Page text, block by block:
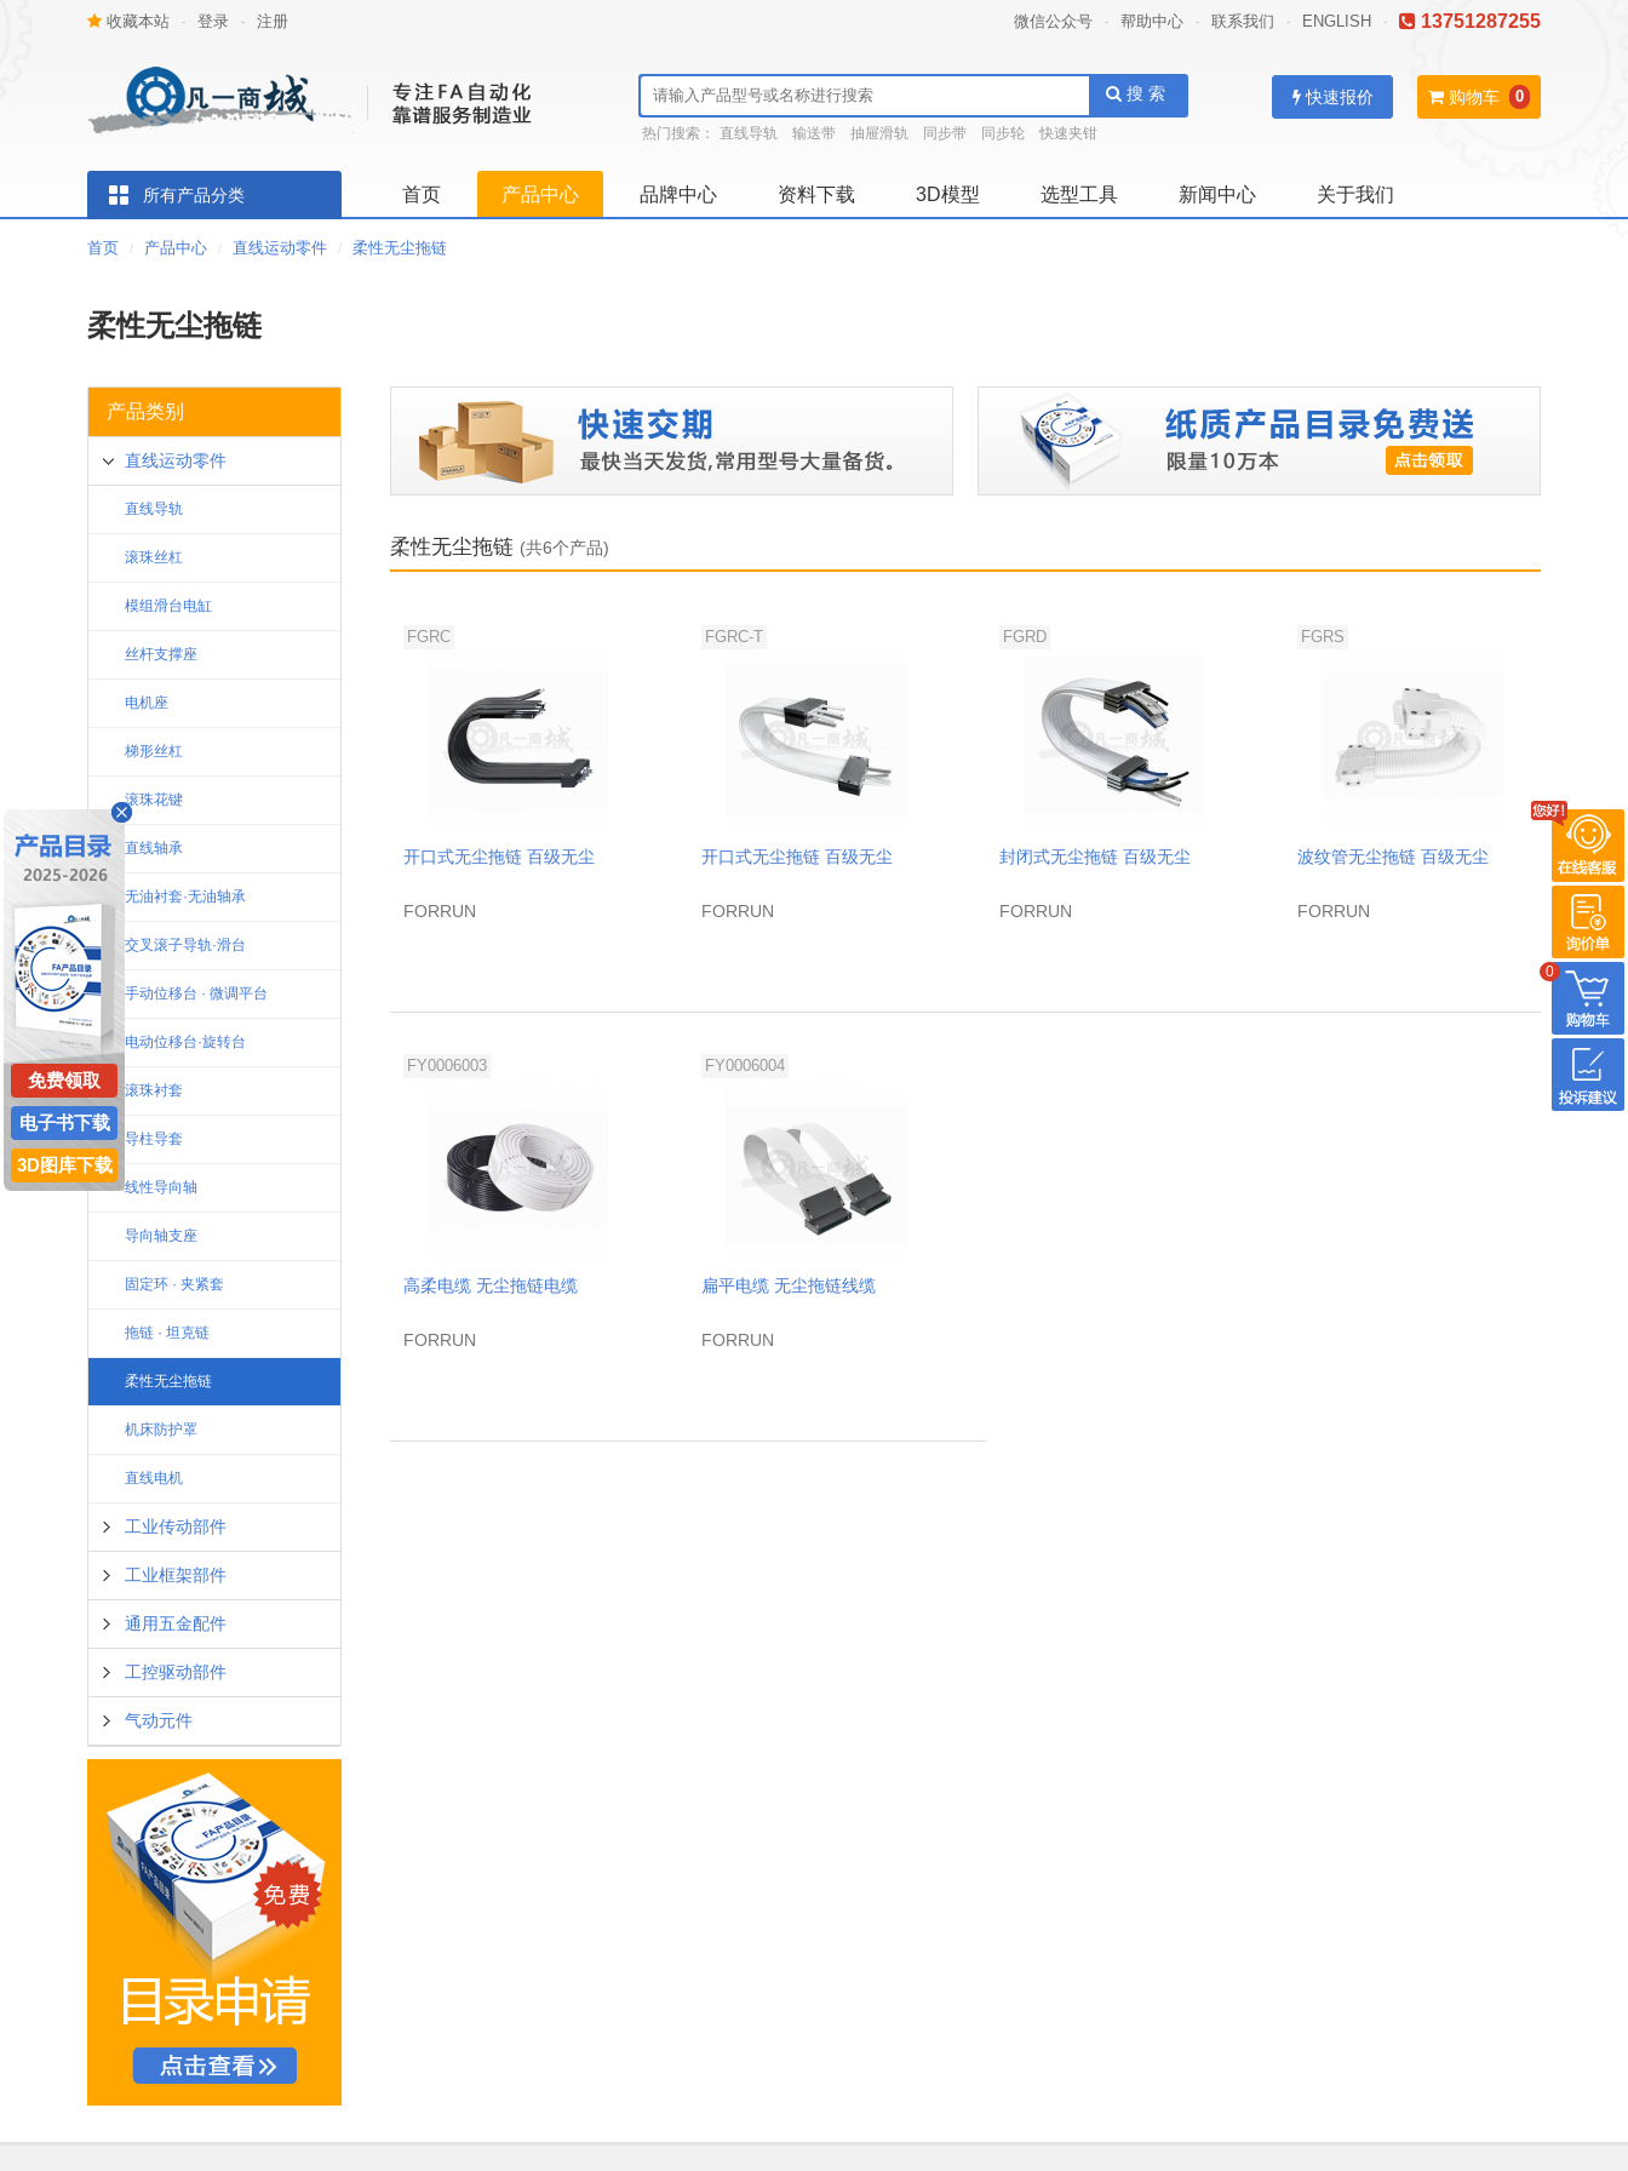
收藏本站 - 登录 - 注册 微信公众号 - 帮助中心 - 联系我们 - ENGLISH - 13751287255
搜 索
热门搜索： 直线导轨 输送带 抽屉滑轨 同步带 同步轮 快速夹钳
购物车 0
快速报价
所有产品分类 首页 产品中心 品牌中心 资料下载 3D模型 选型工具 新闻中心 关于我们
首页 / 产品中心 / 直线运动零件 / 柔性无尘拖链
柔性无尘拖链
产品类别
直线运动零件
直线导轨
滚珠丝杠
模组滑台电缸
丝杆支撑座
电机座
梯形丝杠
滚珠花键
直线轴承
无油衬套·无油轴承
交叉滚子导轨·滑台
手动位移台 · 微调平台
电动位移台·旋转台
滚珠衬套
导柱导套
线性导向轴
导向轴支座
固定环 · 夹紧套
拖链 · 坦克链
柔性无尘拖链
机床防护罩
直线电机
工业传动部件
工业框架部件
通用五金配件
工控驱动部件
气动元件
柔性无尘拖链 (共6个产品)
FGRC
开口式无尘拖链 百级无尘
FORRUN
FGRC-T
开口式无尘拖链 百级无尘
FORRUN
FGRD
封闭式无尘拖链 百级无尘
FORRUN
FGRS
波纹管无尘拖链 百级无尘
FORRUN
FY0006003
高柔电缆 无尘拖链电缆
FORRUN
FY0006004
扁平电缆 无尘拖链线缆
FORRUN
0
免费领取
电子书下载
3D图库下载